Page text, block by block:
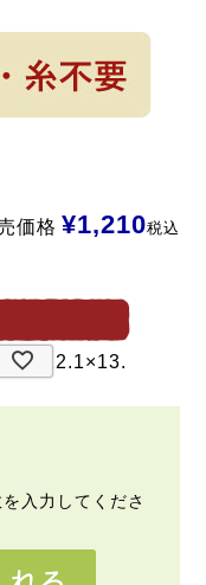
価格 ¥1,210税込
約 12.1×13.